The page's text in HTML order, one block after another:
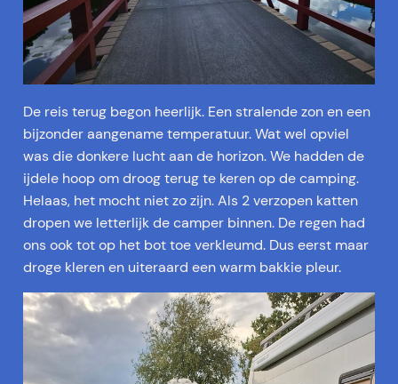
De reis terug begon heerlijk. Een stralende zon en een
bijzonder aangename temperatuur. Wat wel opviel
was die donkere lucht aan de horizon. We hadden de
ijdele hoop om droog terug te keren op de camping.
Helaas, het mocht niet zo zijn. Als 2 verzopen katten
dropen we letterlijk de camper binnen. De regen had
ons ook tot op het bot toe verkleumd. Dus eerst maar
droge kleren en uiteraard een warm bakkie pleur.